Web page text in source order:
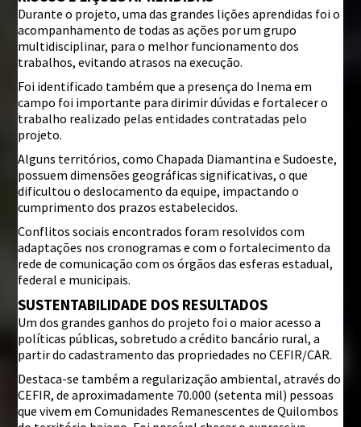
Durante o projeto, uma das grandes lições aprendidas foi o
acompanhamento de todas as ações por um grupo
multidisciplinar, para o melhor funcionamento dos
trabalhos, evitando atrasos na execução.
Foi identificado também que a presença do Inema em
campo foi importante para dirimir dúvidas e fortalecer o
trabalho realizado pelas entidades contratadas pelo
projeto.
Alguns territórios, como Chapada Diamantina e Sudoeste,
possuem dimensões geográficas significativas, o que
dificultou o deslocamento da equipe, impactando o
cumprimento dos prazos estabelecidos.
Conflitos sociais encontrados foram resolvidos com
adaptações nos cronogramas e com o fortalecimento da
rede de comunicação com os órgãos das esferas estadual,
federal e municipais.
SUSTENTABILIDADE DOS RESULTADOS
Um dos grandes ganhos do projeto foi o maior acesso a
políticas públicas, sobretudo a crédito bancário rural, a
partir do cadastramento das propriedades no CEFIR/CAR.
Destaca-se também a regularização ambiental, através do
CEFIR, de aproximadamente 70.000 (setenta mil) pessoas
que vivem em Comunidades Remanescentes de Quilombos